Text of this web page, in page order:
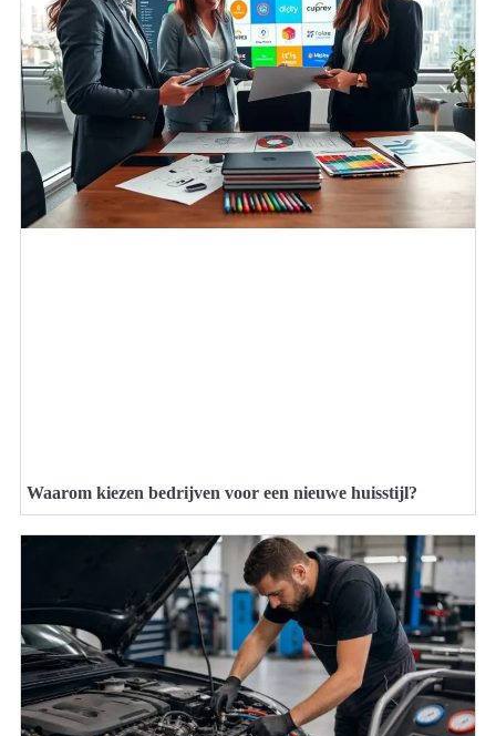
Waarom kiezen bedrijven voor een nieuwe huisstijl?